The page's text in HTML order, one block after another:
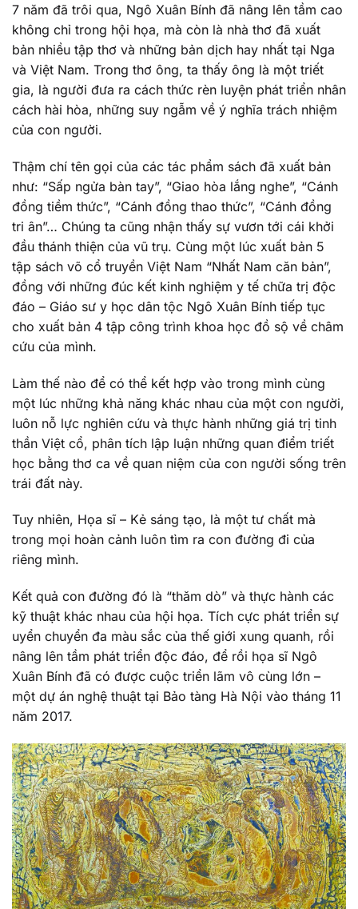
7 năm đã trôi qua, Ngô Xuân Bính đã nâng lên tầm cao
không chỉ trong hội họa, mà còn là nhà thơ đã xuất
bản nhiều tập thơ và những bản dịch hay nhất tại Nga
và Việt Nam. Trong thơ ông, ta thấy ông là một triết
gia, là người đưa ra cách thức rèn luyện phát triển nhân
cách hài hòa, những suy ngẫm về ý nghĩa trách nhiệm
của con người.
Thậm chí tên gọi của các tác phẩm sách đã xuất bản
như: “Sấp ngửa bàn tay”, “Giao hòa lắng nghe”, “Cánh
đồng tiềm thức”, “Cánh đồng thao thức”, “Cánh đồng
tri ân”… Chúng ta cũng nhận thấy sự vươn tới cái khởi
đầu thánh thiện của vũ trụ. Cùng một lúc xuất bản 5
tập sách võ cổ truyền Việt Nam “Nhất Nam căn bản”,
đồng với những đúc kết kinh nghiệm y tế chữa trị độc
đáo – Giáo sư y học dân tộc Ngô Xuân Bính tiếp tục
cho xuất bản 4 tập công trình khoa học đồ sộ về châm
cứu của mình.
Làm thế nào để có thể kết hợp vào trong mình cùng
một lúc những khả năng khác nhau của một con người,
luôn nỗ lực nghiên cứu và thực hành những giá trị tinh
thần Việt cổ, phân tích lập luận những quan điểm triết
học bằng thơ ca về quan niệm của con người sống trên
trái đất này.
Tuy nhiên, Họa sĩ – Kẻ sáng tạo, là một tư chất mà
trong mọi hoàn cảnh luôn tìm ra con đường đi của
riêng mình.
Kết quả con đường đó là “thăm dò” và thực hành các
kỹ thuật khác nhau của hội họa. Tích cực phát triển sự
uyển chuyển đa màu sắc của thế giới xung quanh, rồi
nâng lên tầm phát triển độc đáo, để rồi họa sĩ Ngô
Xuân Bính đã có được cuộc triển lãm vô cùng lớn –
một dự án nghệ thuật tại Bảo tàng Hà Nội vào tháng 11
năm 2017.